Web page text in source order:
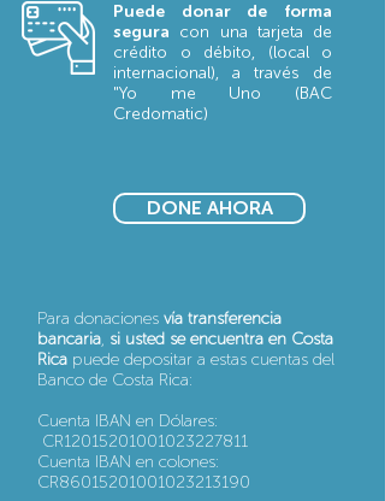
Puede donar de forma
segura con una tarjeta de
crédito o débito, (local o
internacional), a través de
"Yo me Uno (BAC
Credomatic)
DONE AHORA
Para donaciones vía transferencia
bancaria, si usted se encuentra en Costa
Rica puede depositar a estas cuentas del
Banco de Costa Rica:
Cuenta IBAN en Dólares:
CR12015201001023227811
Cuenta IBAN en colones:
CR86015201001023213190